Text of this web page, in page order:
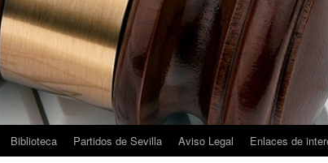
Biblioteca Partidos de Sevilla Aviso Legal Enlaces de